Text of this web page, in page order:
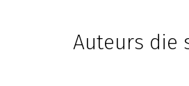
Auteurs die